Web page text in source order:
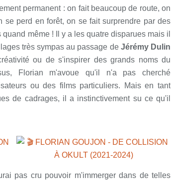
permanent : on fait beaucoup de route, on
se perd en forêt, on se fait surprendre par des
même ! Il y a les quatre disparues mais il
très sympas au passage de Jérémy Dulin
ou de s'inspirer des grands noms du
Florian m'avoue qu'il n'a pas cherché
ou des films particuliers. Mais en tant
de cadrages, il a instinctivement su ce qu'il
pas cru pouvoir m'immerger dans de telles